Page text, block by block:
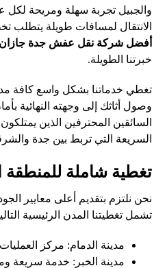
والجبيل تجربة سهلة ومريحة لكل
الانتقال لمسافات طويلة يتطلب
أفضل شركة نقل عفش جدة جازان
خبرتنا الطويلة.
تغطي خدماتنا بشكل واسع كافة
وصول أثاثك إلى وجهته النهائية
السائقين المحترفين الذين
السريعة التي تربط بين جدة
تغطية شاملة للمنطقة
نحن نلتزم بتقديم أعلى معايير
تشمل تغطيتنا المدن الرئيسية
مدينة الدمام: مركز
مدينة الخبر: خدمة سريعة